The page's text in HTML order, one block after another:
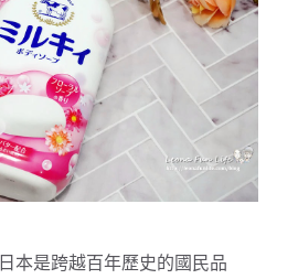
本是跨越百年歷史的國民品